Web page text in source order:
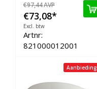
€97,44AVP
€73,08*
Excl. btw
Artnr:
821000012001
Aanbieding